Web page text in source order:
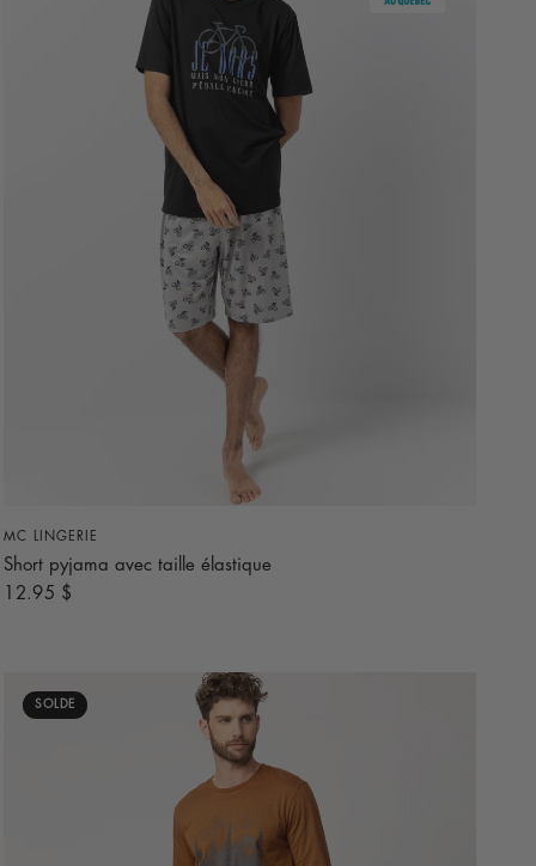
MC LINGERIE
Short pyjama avec taille élastique
12.95 $
SOLDE